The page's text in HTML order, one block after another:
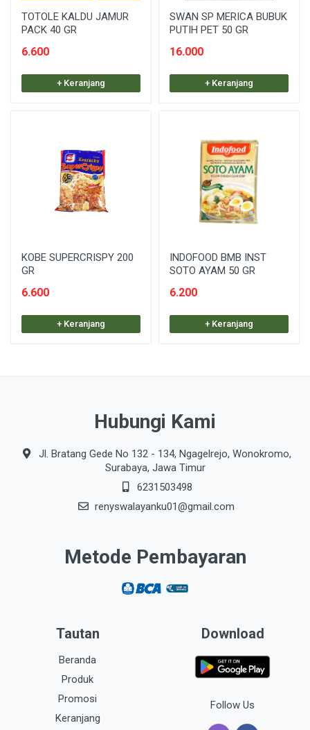
TOTOLE KALDU JAMUR
PACK 40 GR
6.600
+ Keranjang
SWAN SP MERICA BUBUK
PUTIH PET 50 GR
16.000
+ Keranjang
KOBE SUPERCRISPY 200
GR
6.600
+ Keranjang
INDOFOOD BMB INST
SOTO AYAM 50 GR
6.200
+ Keranjang
Hubungi Kami
Jl. Bratang Gede No 132 - 134, Ngagelrejo, Wonokromo,
Surabaya, Jawa Timur
6231503498
renyswalayanku01@gmail.com
Metode Pembayaran
Tautan
Beranda
Produk
Promosi
Keranjang
Download
Follow Us